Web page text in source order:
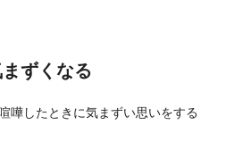
ずくなる
嘩したときに気まずい思いをする